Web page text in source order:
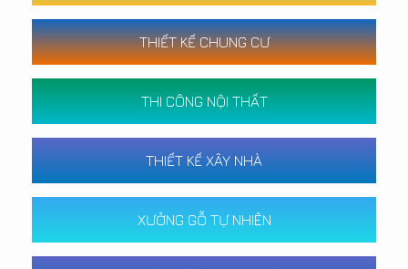
THIẾT KẾ CHUNG CƯ
THI CÔNG NỘI THẤT
THIẾT KẾ XÂY NHÀ
XƯỞNG GỖ TỰ NHIÊN